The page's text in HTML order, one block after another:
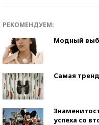
РЕКОМЕНДУЕМ:
Модный
Самая
успеха со